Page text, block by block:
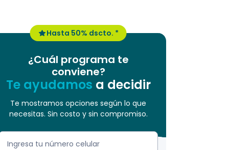
Hasta 50% dscto. *
¿Cuál programa te
conviene?
Te ayudamos a decidir
Te mostramos opciones según lo que
necesitas. Sin costo y sin compromiso.